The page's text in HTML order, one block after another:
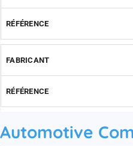
Automotive